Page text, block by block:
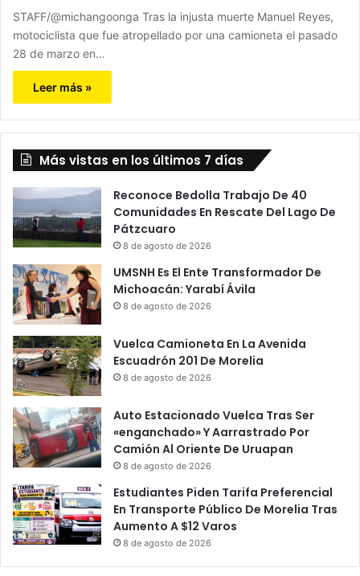
STAFF/@michangoonga Tras la injusta muerte Manuel Reyes,
motociclista que fue atropellado por una camioneta el pasado
28 de marzo en…
Leer más »
Más vistas en los últimos 7 días
Reconoce Bedolla Trabajo De 40
Comunidades En Rescate Del Lago De
Pátzcuaro
8 de agosto de 2026
UMSNH Es El Ente Transformador De
Michoacán: Yarabí Ávila
8 de agosto de 2026
Vuelca Camioneta En La Avenida
Escuadrón 201 De Morelia
8 de agosto de 2026
Auto Estacionado Vuelca Tras Ser
«enganchado» Y Aarrastrado Por
Camión Al Oriente De Uruapan
8 de agosto de 2026
Estudiantes Piden Tarifa Preferencial
En Transporte Público De Morelia Tras
Aumento A $12 Varos
8 de agosto de 2026